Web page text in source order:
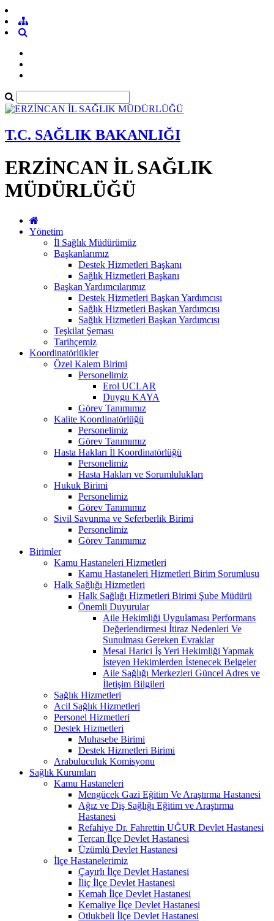
T.C. SAĞLIK BAKANLIĞI
ERZİNCAN İL SAĞLIK
MÜDÜRLÜĞÜ
Yönetim
İl Sağlık Müdürümüz
Başkanlarımız
Destek Hizmetleri Başkanı
Sağlık Hizmetleri Başkanı
Başkan Yardımcılarımız
Destek Hizmetleri Başkan Yardımcısı
Sağlık Hizmetleri Başkan Yardımcısı
Sağlık Hizmetleri Başkan Yardımcısı
Teşkilat Şeması
Tarihçemiz
Koordinatörlükler
Özel Kalem Birimi
Personelimiz
Erol UCLAR
Duygu KAYA
Görev Tanımımız
Kalite Koordinatörlüğü
Personelimiz
Görev Tanımımız
Hasta Hakları İl Koordinatörlüğü
Personelimiz
Hasta Hakları ve Sorumlulukları
Hukuk Birimi
Personelimiz
Görev Tanımımız
Sivil Savunma ve Seferberlik Birimi
Personelimiz
Görev Tanımımız
Birimler
Kamu Hastaneleri Hizmetleri
Kamu Hastaneleri Hizmetleri Birim Sorumlusu
Halk Sağlığı Hizmetleri
Halk Sağlığı Hizmetleri Birimi Şube Müdürü
Önemli Duyurular
Aile Hekimliği Uygulaması Performans
Değerlendirmesi İtiraz Nedenleri Ve
Sunulması Gereken Evraklar
Mesai Harici İş Yeri Hekimliği Yapmak
İsteyen Hekimlerden İstenecek Belgeler
Aile Sağlığı Merkezleri Güncel Adres ve
İletişim Bilgileri
Sağlık Hizmetleri
Acil Sağlık Hizmetleri
Personel Hizmetleri
Destek Hizmetleri
Muhasebe Birimi
Destek Hizmetleri Birimi
Arabuluculuk Komisyonu
Sağlık Kurumları
Kamu Hastaneleri
Mengücek Gazi Eğitim Ve Araştırma Hastanesi
Ağız ve Diş Sağlığı Eğitim ve Araştırma
Hastanesi
Refahiye Dr. Fahrettin UĞUR Devlet Hastanesi
Tercan İlçe Devlet Hastanesi
Üzümlü Devlet Hastanesi
İlçe Hastanelerimiz
Çayırlı İlçe Devlet Hastanesi
İliç İlçe Devlet Hastanesi
Kemah İlçe Devlet Hastanesi
Kemaliye İlçe Devlet Hastanesi
Otlukbeli İlçe Devlet Hastanesi